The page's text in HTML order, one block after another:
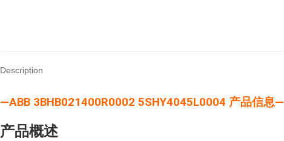
Description
—ABB 3BHB021400R0002 5SHY4045L0004 产品信息—
产品概述